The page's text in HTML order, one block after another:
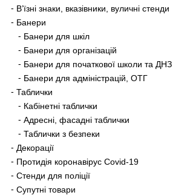
В’їзні знаки, вказівники, вуличні стенди
Банери
Банери для шкіл
Банери для організацій
Банери для початкової школи та ДНЗ
Банери для адміністрацій, ОТГ
Таблички
Кабінетні таблички
Адресні, фасадні таблички
Таблички з безпеки
Декорації
Протидія коронавірус Covid-19
Стенди для поліції
Супутні товари